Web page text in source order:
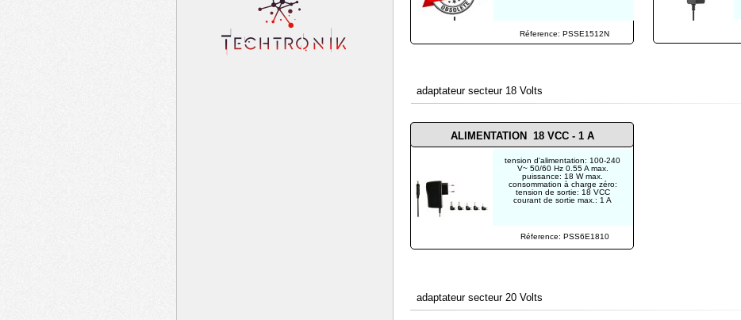
Réference: PSSE1512N
tension d'alimentation: 100-240
V~ 50/60 Hz 0.55 A max.
puissance: 18 W max.
consommation à charge zéro:
tension de sortie: 18 VCC
courant de sortie max.: 1 A
ALIMENTATION 18 VCC - 1 A
Réference: PSS6E1810
adaptateur secteur 18 Volts
adaptateur secteur 20 Volts